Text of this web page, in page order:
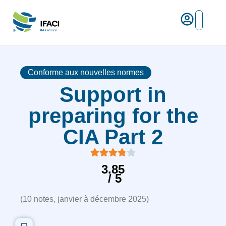
Conforme aux nouvelles normes
Support in
preparing for the
CIA Part 2
3.85
/ 5
(10 notes, janvier à décembre 2025)